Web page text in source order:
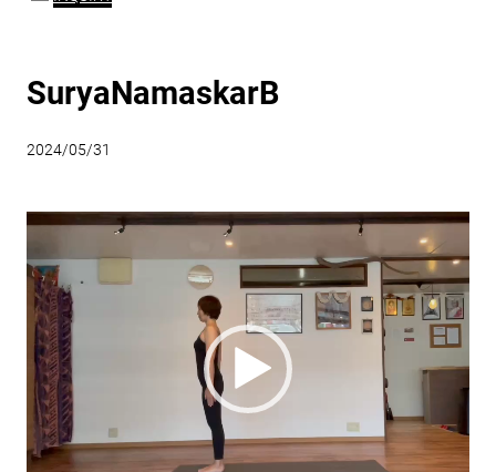
SuryaNamaskarB
2024/05/31
動
プ
レ
ー
ヤ
ー